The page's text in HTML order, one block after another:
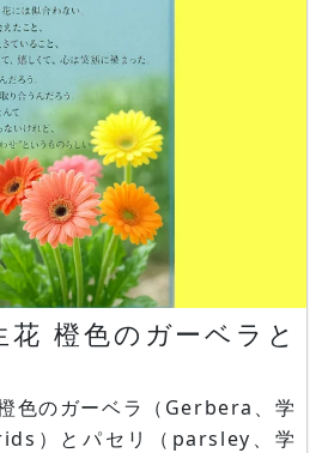
花 橙色のガーベラと
色のガーベラ（Gerbera、学
）とパセリ（parsley、学